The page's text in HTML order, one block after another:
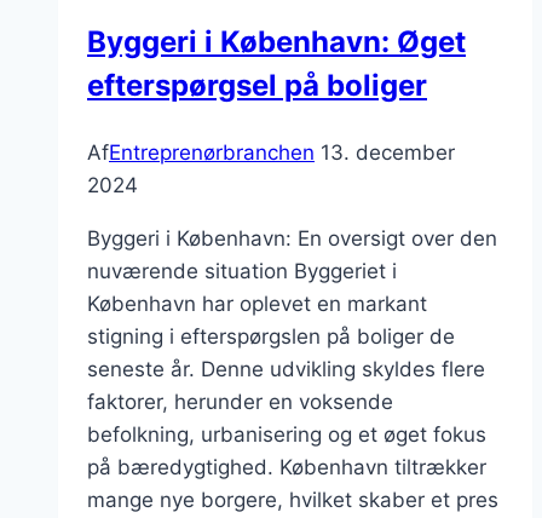
Byggeri i København: Øget
efterspørgsel på boliger
AfEntreprenørbranchen 13. december
2024
Byggeri i København: En oversigt over den
nuværende situation Byggeriet i
København har oplevet en markant
stigning i efterspørgslen på boliger de
seneste år. Denne udvikling skyldes flere
faktorer, herunder en voksende
befolkning, urbanisering og et øget fokus
på bæredygtighed. København tiltrækker
mange nye borgere, hvilket skaber et pres